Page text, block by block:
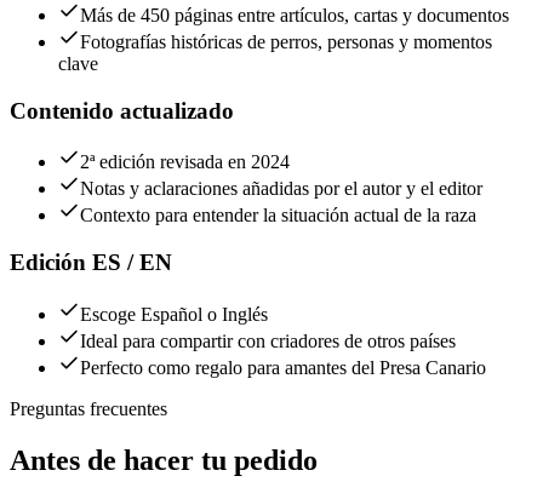
Más de 450 páginas entre artículos, cartas y documentos
Fotografías históricas de perros, personas y momentos
clave
Contenido actualizado
2ª edición revisada en 2024
Notas y aclaraciones añadidas por el autor y el editor
Contexto para entender la situación actual de la raza
Edición ES / EN
Escoge Español o Inglés
Ideal para compartir con criadores de otros países
Perfecto como regalo para amantes del Presa Canario
Preguntas frecuentes
Antes de hacer tu pedido